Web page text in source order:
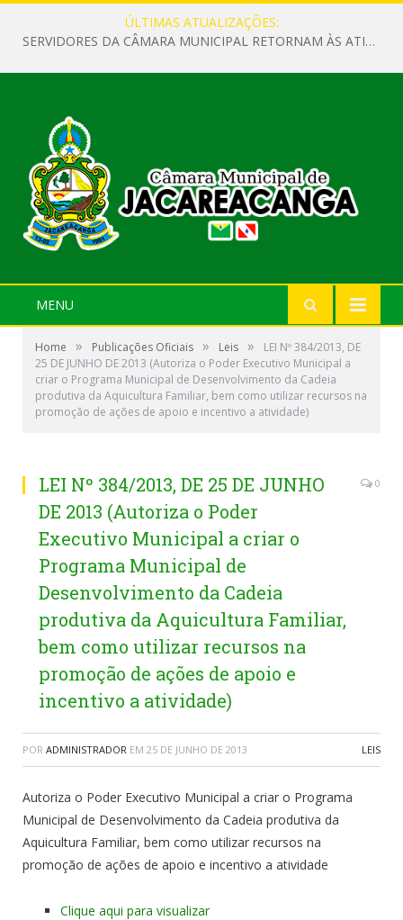
ÚLTIMAS ATUALIZAÇÕES:
SERVIDORES DA CÂMARA MUNICIPAL RETORNAM ÀS ATIVIDADES APÓS O RECESSO PARLAMENTAR
MENU
Home » Publicações Oficiais » Leis »
LEI Nº 384/2013, DE
25 DE JUNHO DE 2013 (Autoriza o Poder Executivo Municipal a
criar o Programa Municipal de Desenvolvimento da Cadeia
produtiva da Aquicultura Familiar, bem como utilizar recursos na
promoção de ações de apoio e incentivo a atividade)
LEI Nº 384/2013, DE 25 DE JUNHO
DE 2013 (Autoriza o Poder
Executivo Municipal a criar o
Programa Municipal de
Desenvolvimento da Cadeia
produtiva da Aquicultura Familiar,
bem como utilizar recursos na
promoção de ações de apoio e
incentivo a atividade)
0
POR ADMINISTRADOR EM 25 DE JUNHO DE 2013 LEIS
Autoriza o Poder Executivo Municipal a criar o Programa
Municipal de Desenvolvimento da Cadeia produtiva da
Aquicultura Familiar, bem como utilizar recursos na
promoção de ações de apoio e incentivo a atividade
Clique aqui para visualizar